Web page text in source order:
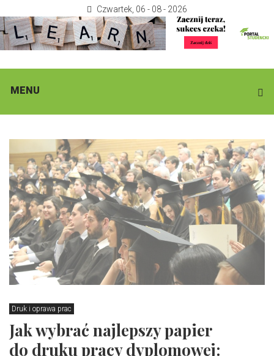
Czwartek 06 - 08 - 2026
MENU
Druk i oprawa prac
Jak wybrać najlepszy papier
do druku pracy dyplomowej: